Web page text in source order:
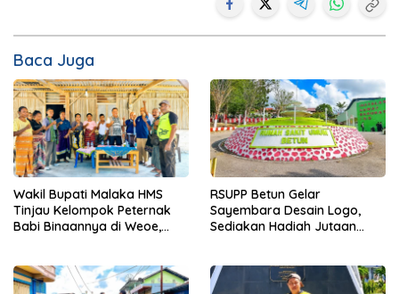
Baca Juga
Wakil Bupati Malaka HMS
Tinjau Kelompok Peternak
Babi Binaannya di Weoe,
RSUPP Betun Gelar
Sayembara Desain Logo,
Sediakan Hadiah Jutaan